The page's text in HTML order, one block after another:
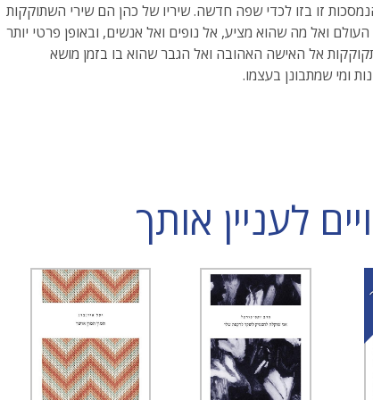
זו בזו לכדי שפה חדשה. שיריו של כהן הם שירי השתוקקות
ואל מה שהוא מציע, אל נופים ואל אנשים, ובאופן פרטי יותר
אל האישה האהובה ואל הגבר שהוא בו בזמן מושא
ומי שמתבונן בעצמו.
לעניין אותך